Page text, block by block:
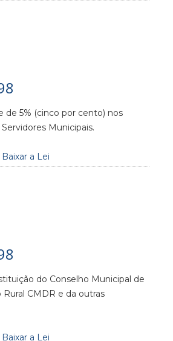
de 5% (cinco por cento) nos
Municipais.
Baixar a Lei
do Conselho Municipal de
CMDR e da outras
Baixar a Lei